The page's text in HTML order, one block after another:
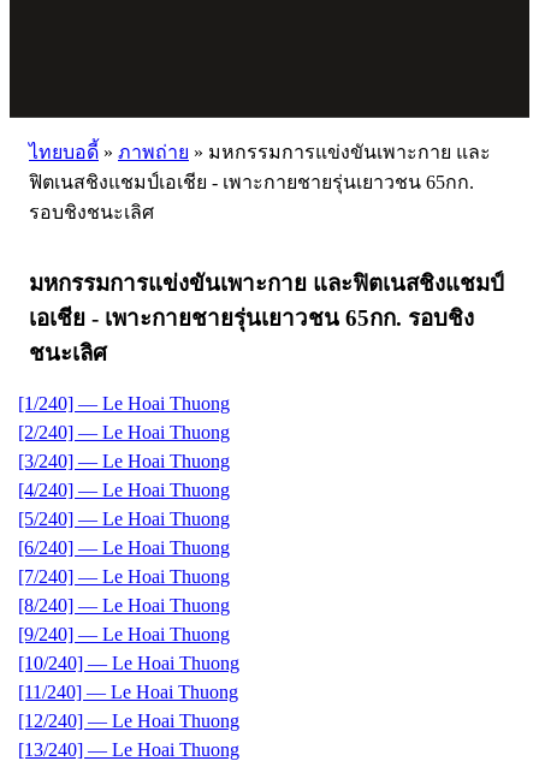
ไทยบอดี้ » ภาพถ่าย » มหกรรมการแข่งขันเพาะกาย และ
ฟิตเนสชิงแชมป์เอเชีย - เพาะกายชายรุ่นเยาวชน 65กก.
รอบชิงชนะเลิศ
มหกรรมการแข่งขันเพาะกาย และฟิตเนสชิงแชมป์
เอเชีย - เพาะกายชายรุ่นเยาวชน 65กก. รอบชิง
ชนะเลิศ
[1/240] — Le Hoai Thuong
[2/240] — Le Hoai Thuong
[3/240] — Le Hoai Thuong
[4/240] — Le Hoai Thuong
[5/240] — Le Hoai Thuong
[6/240] — Le Hoai Thuong
[7/240] — Le Hoai Thuong
[8/240] — Le Hoai Thuong
[9/240] — Le Hoai Thuong
[10/240] — Le Hoai Thuong
[11/240] — Le Hoai Thuong
[12/240] — Le Hoai Thuong
[13/240] — Le Hoai Thuong